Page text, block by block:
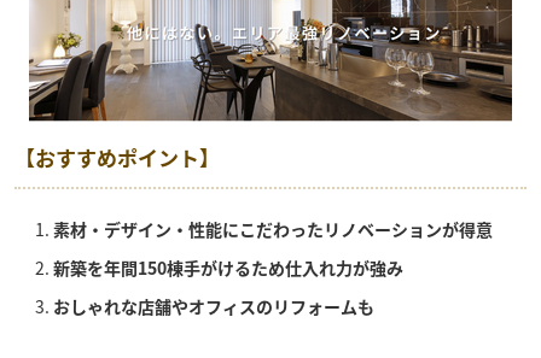
【おすすめポイント】
素材・デザイン・性能にこだわったリノベーションが得意
新築を年間150棟手がけるため仕入れ力が強み
おしゃれな店舗やオフィスのリフォームも